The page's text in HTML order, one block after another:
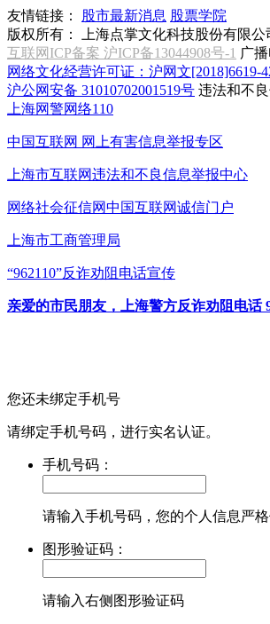
友情链接： 股市最新消息 股票学院
版权所有：
上海点掌文化科技股份有限公
互联网ICP备案 沪ICP备13044908号-1 广
网络文化经营许可证：沪网文[2018]6619-
沪公网安备 31010702001519号 违法和不
上海网警网络110
中国互联网 网上有害信息举报专区
上海市互联网违法和不良信息举报中心
网络社会征信网中国互联网诚信门户
上海市工商管理局
“962110”反诈劝阻电话宣传
亲爱的市民朋友，上海警方反诈劝阻电话
您还未绑定手机号
请绑定手机号码，进行实名认证。
手机号码：
请输入手机号码，您的个人信息严
图形验证码：
请输入右侧图形验证码